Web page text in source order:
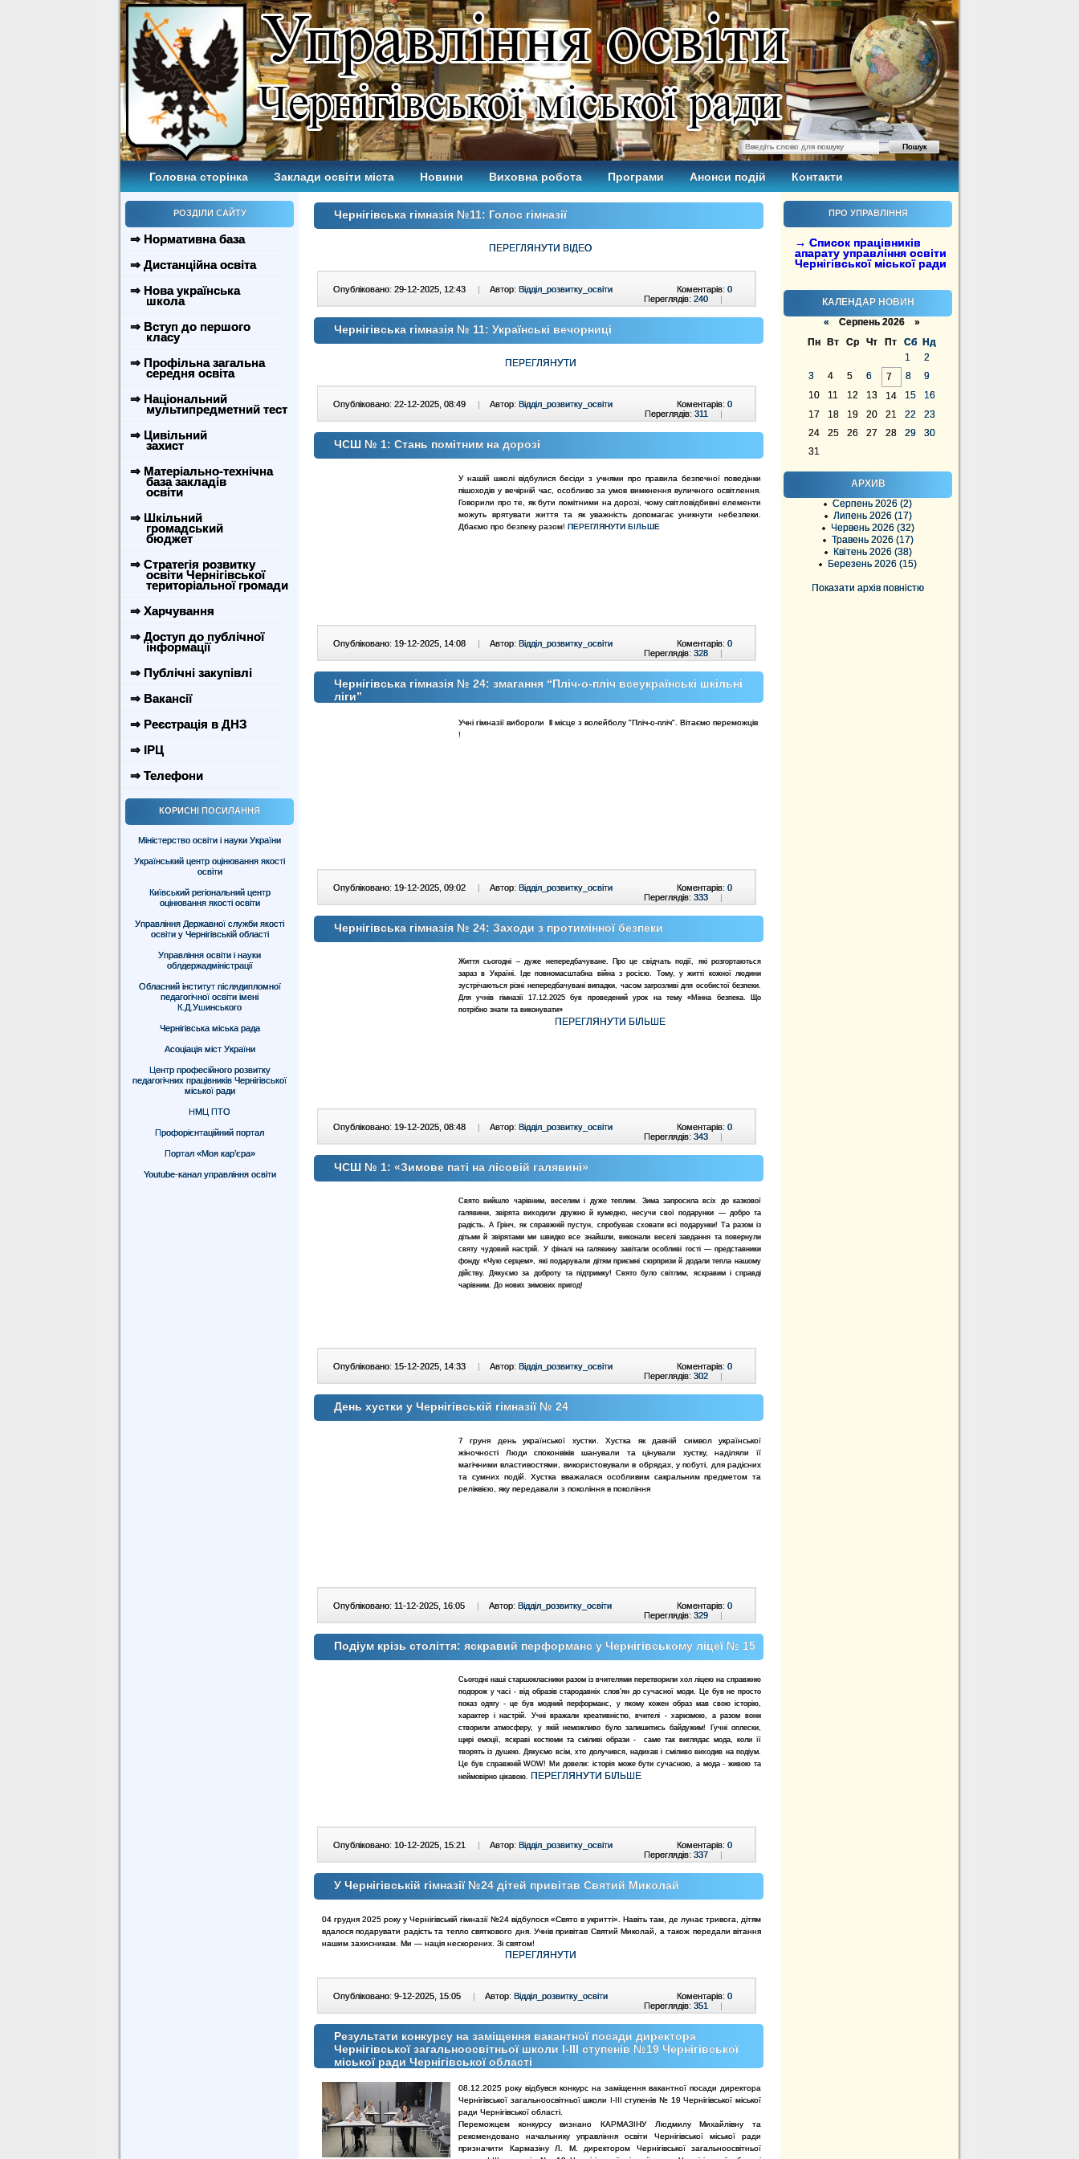
Головна сторінка Заклади освіти міста Новини Виховна робота Програми Анонси подій Контакти
РОЗДІЛИ САЙТУ
⇒ Нормативна база
⇒ Дистанційна освіта
⇒ Нова українська
школа
⇒ Вступ до першого
класу
⇒ Профільна загальна
середня освіта
⇒ Національний
мультипредметний тест
⇒ Цивільний
захист
⇒ Матеріально-технічна
база закладів
освіти
⇒ Шкільний
громадський
бюджет
⇒ Стратегія розвитку
освіти Чернігівської
територіальної громади
⇒ Харчування
⇒ Доступ до публічної
інформації
⇒ Публічні закупівлі
⇒ Вакансії
⇒ Реєстрація в ДНЗ
⇒ ІРЦ
⇒ Телефони
КОРИСНІ ПОСИЛАННЯ
Міністерство освіти і науки України
Український центр оцінювання якості
освіти
Київський регіональний центр
оцінювання якості освіти
Управління Державної служби якості
освіти у Чернігівській області
Управління освіти і науки
облдержадміністрації
Обласний інститут післядипломної
педагогічної освіти імені
К.Д.Ушинського
Чернігівська міська рада
Асоціація міст України
Центр професійного розвитку
педагогічних працівників Чернігівської
міської ради
НМЦ ПТО
Профорієнтаційний портал
Портал «Моя кар’єра»
Youtube-канал управління освіти
ПРО УПРАВЛІННЯ
→ Список працівників
апарату управління освіти
Чернігівської міської ради
КАЛЕНДАР НОВИН
« Серпень 2026 »
Пн
Вт Ср Чт Пт Сб
Нд
1
2
3
4 5 6 7 8
9
10
11 12 13 14 15
16
17
18 19 20 21 22
23
24
25 26 27 28 29
30
31
АРХИВ
Серпень 2026 (2)
Липень 2026 (17)
Червень 2026 (32)
Травень 2026 (17)
Квітень 2026 (38)
Березень 2026 (15)
Показати архів повністю
Чернігівська гімназія №11: Голос гімназії
ПЕРЕГЛЯНУТИ ВІДЕО
Опубліковано: 29-12-2025, 12:43 | Автор: Відділ_розвитку_освіти Коментарів: 0
Переглядів: 240 |
Чернігівська гімназія № 11: Українські вечорниці
ПЕРЕГЛЯНУТИ
Опубліковано: 22-12-2025, 08:49 | Автор: Відділ_розвитку_освіти Коментарів: 0
Переглядів: 311 |
ЧСШ № 1: Стань помітним на дорозі
У нашій школі відбулися бесіди з учнями про правила безпечної поведінки
пішоходів у вечірній час, особливо за умов вимкнення вуличного освітлення.
Говорили про те, як бути помітними на дорозі, чому світловідбивні елементи
можуть врятувати життя та як уважність допомагає уникнути небезпеки.
Дбаємо про безпеку разом! ПЕРЕГЛЯНУТИ БІЛЬШЕ
Опубліковано: 19-12-2025, 14:08 | Автор: Відділ_розвитку_освіти Коментарів: 0
Переглядів: 328 |
Чернігівська гімназія № 24: змагання “Пліч-о-пліч всеукраїнські шкільні
ліги”
Учні гімназії вибороли ll місце з волейболу "Пліч-о-пліч". Вітаємо переможців
!
Опубліковано: 19-12-2025, 09:02 | Автор: Відділ_розвитку_освіти Коментарів: 0
Переглядів: 333 |
Чернігівська гімназія № 24: Заходи з протимінної безпеки
Життя сьогодні – дуже непередбачуване. Про це свідчать події, які розгортаються
зараз в Україні. Іде повномасштабна війна з росією. Тому, у житті кожної людини
зустрічаються різні непередбачувані випадки, часом загрозливі для особистої безпеки.
Для учнів гімназії 17.12.2025 був проведений урок на тему «Мінна безпека. Що
потрібно знати та виконувати»
ПЕРЕГЛЯНУТИ БІЛЬШЕ
Опубліковано: 19-12-2025, 08:48 | Автор: Відділ_розвитку_освіти Коментарів: 0
Переглядів: 343 |
ЧСШ № 1: «Зимове паті на лісовій галявині»
Свято вийшло чарівним, веселим і дуже теплим. Зима запросила всіх до казкової
галявини, звірята виходили дружно й кумедно, несучи свої подарунки — добро та
радість. А Грінч, як справжній пустун, спробував сховати всі подарунки! Та разом із
дітьми й звірятами ми швидко все знайшли, виконали веселі завдання та повернули
святу чудовий настрій. У фіналі на галявину завітали особливі гості — представники
фонду «Чую серцем», які подарували дітям приємні сюрпризи й додали тепла нашому
дійству. Дякуємо за доброту та підтримку! Свято було світлим, яскравим і справді
чарівним. До нових зимових пригод!
Опубліковано: 15-12-2025, 14:33 | Автор: Відділ_розвитку_освіти Коментарів: 0
Переглядів: 302 |
День хустки у Чернігівській гімназії № 24
7 груня день української хустки. Хустка як давній символ української
жіночності Люди споконвіків шанували та цінували хустку, наділяли її
магічними властивостями, використовували в обрядах, у побуті, для радісних
та сумних подій. Хустка вважалася особливим сакральним предметом та
реліквією, яку передавали з покоління в покоління
Опубліковано: 11-12-2025, 16:05 | Автор: Відділ_розвитку_освіти Коментарів: 0
Переглядів: 329 |
Подіум крізь століття: яскравий перформанс у Чернігівському ліцеї № 15
Сьогодні наші старшокласники разом із вчителями перетворили хол ліцею на справжню
подорож у часі - від образів стародавніх слов’ян до сучасної моди. Це був не просто
показ одягу - це був модний перформанс, у якому кожен образ мав свою історію,
характер і настрій. Учні вражали креативністю, вчителі - харизмою, а разом вони
створили атмосферу, у якій неможливо було залишитись байдужим! Гучні оплески,
щирі емоції, яскраві костюми та сміливі образи - саме так виглядає мода, коли її
творять із душею. Дякуємо всім, хто долучився, надихав і сміливо виходив на подіум.
Це був справжній WOW! Ми довели: історія може бути сучасною, а мода - живою та
неймовірно цікавою. ПЕРЕГЛЯНУТИ БІЛЬШЕ
Опубліковано: 10-12-2025, 15:21 | Автор: Відділ_розвитку_освіти Коментарів: 0
Переглядів: 337 |
У Чернігівській гімназії №24 дітей привітав Святий Миколай
04 грудня 2025 року у Чернігівській гімназії №24 відбулося «Свято в укритті». Навіть там, де лунає тривога, дітям
вдалося подарувати радість та тепло святкового дня. Учнів привітав Святий Миколай, а також передали вітання
нашим захисникам. Ми — нація нескорених. Зі святом!
ПЕРЕГЛЯНУТИ
Опубліковано: 9-12-2025, 15:05 | Автор: Відділ_розвитку_освіти Коментарів: 0
Переглядів: 351 |
Результати конкурсу на заміщення вакантної посади директора
Чернігівської загальноосвітньої школи І-ІІІ ступенів №19 Чернігівської
міської ради Чернігівської області
08.12.2025 року відбувся конкурс на заміщення вакантної посади директора
Чернігівської загальноосвітньої школи І-ІІІ ступенів № 19Чернігівської міської
ради Чернігівської області.
Переможцем конкурсу визнано КАРМАЗІНУ Людмилу Михайлівну та
рекомендовано начальнику управління освіти Чернігівської міської ради
призначити Кармазіну Л. М. директором Чернігівської загальноосвітньої